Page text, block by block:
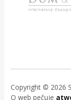
Copyright © 2026
O web pečuje